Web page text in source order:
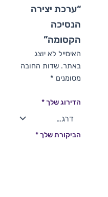
“ערכת יצירה
הנסיכה
הקסומה”
האימייל לא יוצג
באתר. שדות החובה
מסומנים *
הדירוג שלך*
הביקורת שלך*